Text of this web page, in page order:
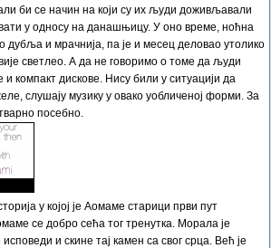
би се начин на који су их људи доживљавали
у односу на данашњицу. У оно време, ноћна
дубља и мрачнија, па је и месец деловао утолико
светлео. А да не говоримо о томе да људи
компакт дискове. Нису били у ситуацији да
слушају музику у овако уобличеној форми. За
посебно.
у којој је Аомаме старици први пут
се добро сећа тог тренутка. Морала је
и скине тај камен са свог срца. Већ је